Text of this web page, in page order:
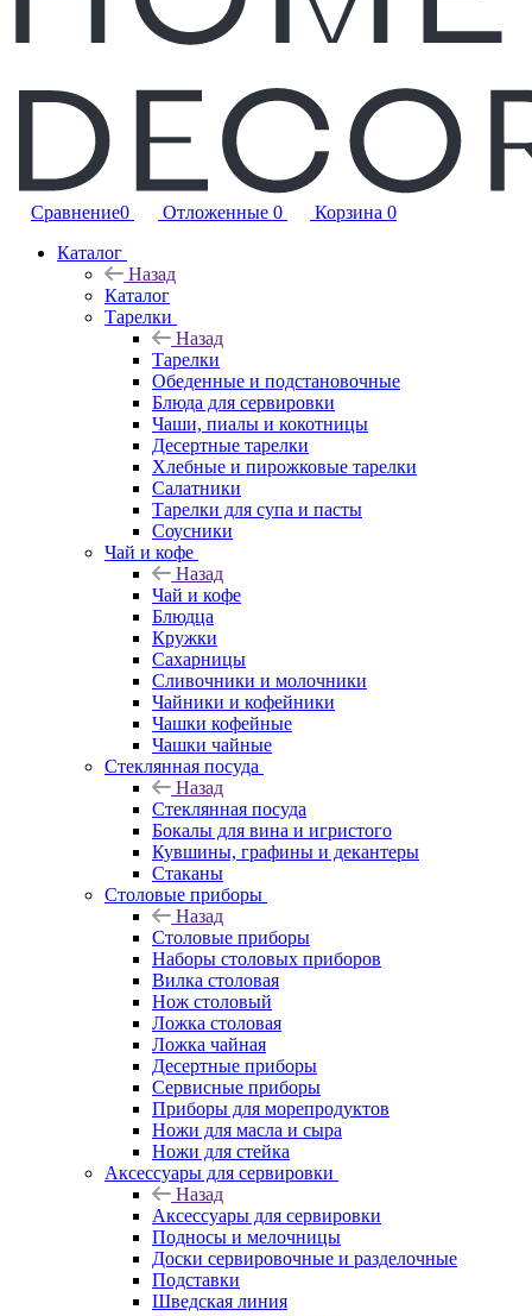
Сравнение0 Отложенные 0 Корзина 0
Каталог
Назад
Каталог
Тарелки
Назад
Тарелки
Обеденные и подстановочные
Блюда для сервировки
Чаши, пиалы и кокотницы
Десертные тарелки
Хлебные и пирожковые тарелки
Салатники
Тарелки для супа и пасты
Соусники
Чай и кофе
Назад
Чай и кофе
Блюдца
Кружки
Сахарницы
Сливочники и молочники
Чайники и кофейники
Чашки кофейные
Чашки чайные
Стеклянная посуда
Назад
Стеклянная посуда
Бокалы для вина и игристого
Кувшины, графины и декантеры
Стаканы
Столовые приборы
Назад
Столовые приборы
Наборы столовых приборов
Вилка столовая
Нож столовый
Ложка столовая
Ложка чайная
Десертные приборы
Сервисные приборы
Приборы для морепродуктов
Ножи для масла и сыра
Ножи для стейка
Аксессуары для сервировки
Назад
Аксессуары для сервировки
Подносы и мелочницы
Доски сервировочные и разделочные
Подставки
Шведская линия